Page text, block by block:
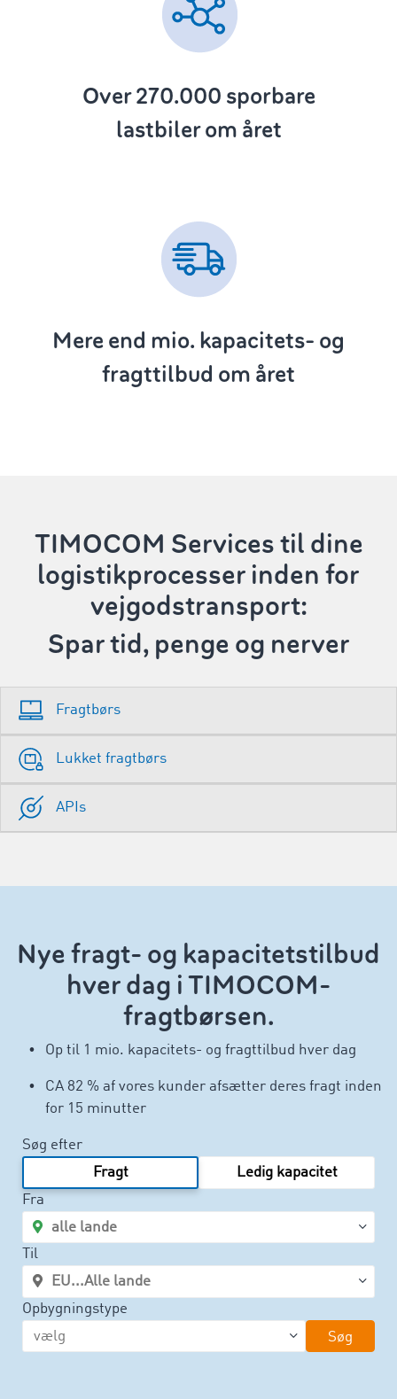
Over 270.000 sporbare
lastbiler om året
Mere end mio. kapacitets- og
fragttilbud om året
TIMOCOM Servicestil dine
logistikprocesser inden for
vejgodstransport:
Spar tid, penge og nerver
Fragtbørs
Lukket fragtbørs
APIs
Nye fragt- og kapacitetstilbud
hver dag i TIMOCOM-
fragtbørsen.
Op til 1 mio. kapacitets- og fragttilbud hver dag
CA 82 % af vores kunder afsætter deres fragt inden
for 15 minutter
Søg efter
Fragt
Ledig kapacitet
Fra
Til
Opbygningstype
Søg